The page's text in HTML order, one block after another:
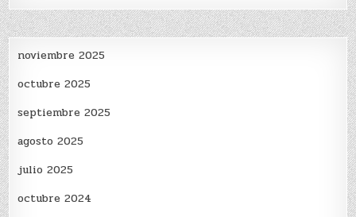
noviembre 2025
octubre 2025
septiembre 2025
agosto 2025
julio 2025
octubre 2024